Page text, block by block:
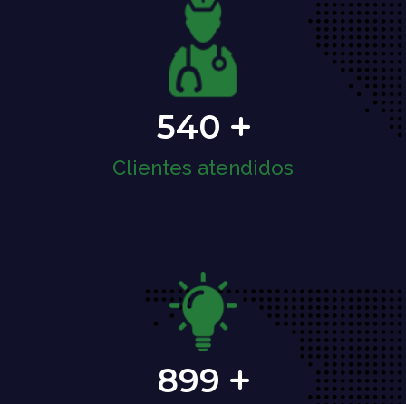
540
Clientes atendidos
899